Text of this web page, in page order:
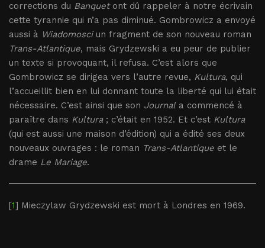
corrections du Banquetont dû rappeler à notre écrivain
cette tyrannie qui n’a pas diminué. Gombrowicz a envoyé
aussi à Wiadomosciun fragment de son nouveau roman
Trans-Atlantique, mais Grydzewski a eu peur de publier
un texte si provoquant, il refusa. C’est alors que
Gombrowicz se dirigea vers l’autre revue, Kultura, qui
l’accueillit bien en lui donnant toute la liberté qui lui était
nécessaire. C’est ainsi que son Journal a commencé à
paraître dans Kultura; c’était en 1952. Et c’est Kultura
(qui est aussi une maison d’édition) qui a édité ses deux
nouveaux ouvrages : le roman Trans-Atlantique et le
drame Le Mariage.
[1] Mieczylaw Grydzewski est mort à Londres en 1969.